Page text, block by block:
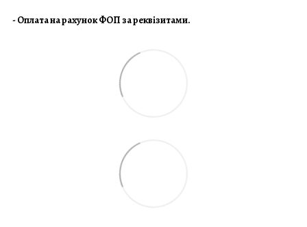
- Оплата на рахунок ФОП за реквізитами.